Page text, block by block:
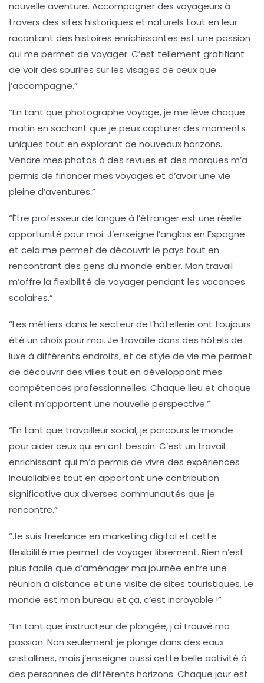
nouvelle aventure. Accompagner des voyageurs à
travers des sites historiques et naturels tout en leur
racontant des histoires enrichissantes est une passion
qui me permet de voyager. C’est tellement gratifiant
de voir des sourires sur les visages de ceux que
j’accompagne.”
“En tant que photographe voyage, je me lève chaque
matin en sachant que je peux capturer des moments
uniques tout en explorant de nouveaux horizons.
Vendre mes photos à des revues et des marques m’a
permis de financer mes voyages et d’avoir une vie
pleine d’aventures.”
“Être professeur de langue à l’étrangerest une réelle
opportunité pour moi. J’enseigne l’anglais en Espagne
et cela me permet de découvrir le pays tout en
rencontrant des gens du monde entier. Mon travail
m’offre la flexibilité de voyager pendant les vacances
scolaires.”
“Les métiers dans le secteur de l’hôtellerie ont toujours
été un choix pour moi. Je travaille dans des hôtels de
luxe à différents endroits, et ce style de vie me permet
de découvrir des villes tout en développant mes
compétences professionnelles. Chaque lieu et chaque
client m’apportent une nouvelle perspective.”
“En tant que travailleur social, je parcours le monde
pour aider ceux qui en ont besoin. C’est un travail
enrichissant qui m’a permis de vivre des expériences
inoubliables tout en apportant une contribution
significative aux diverses communautés que je
rencontre.”
“Je suis freelance en marketing digital et cette
flexibilité me permet de voyager librement. Rien n’est
plus facile que d’aménager ma journée entre une
réunion à distance et une visite de sites touristiques. Le
monde est mon bureau et ça, c’est incroyable !”
“En tant que instructeur de plongée, j’ai trouvé ma
passion. Non seulement je plonge dans des eaux
cristallines, mais j’enseigne aussi cette belle activité à
des personnes de différents horizons. Chaque jour est